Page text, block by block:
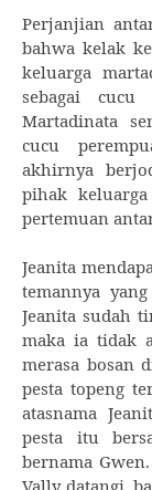
Perjanjian
bahwa kelak
keluarga
sebagai cucu
Martadinata
cucu
akhirnya
pihak
pertemuan
Jeanita
temannya
Jeanita sudah
maka ia tidak
merasa bosan
pesta topeng
atasnama
pesta itu
bernama
Vally datangi,